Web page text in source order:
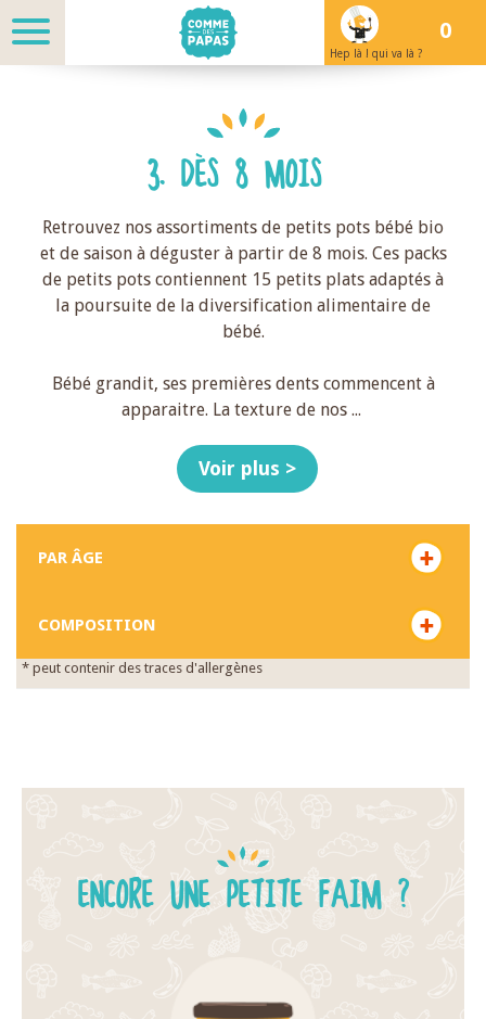
Hep là ! qui va là ?
0
3. DÈS 8 MOIS
Retrouvez nos assortiments de petits pots bébé bio
et de saison à déguster à partir de 8 mois. Ces packs
de petits pots contiennent 15 petits plats adaptés à
la poursuite de la diversification alimentaire de
bébé.
Bébé grandit, ses premières dents commencent à
apparaitre. La texture de nos ...
Voir plus >
PAR ÂGE
COMPOSITION
* peut contenir des traces d'allergènes
ENCORE UNE PETITE FAIM ?